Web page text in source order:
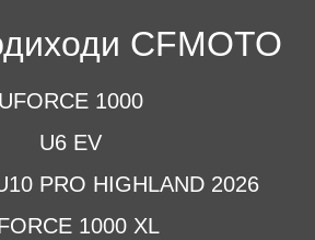
CFMOTO
UFORCE 1000
U6 EV
PRO HIGHLAND 2026
1000 XL